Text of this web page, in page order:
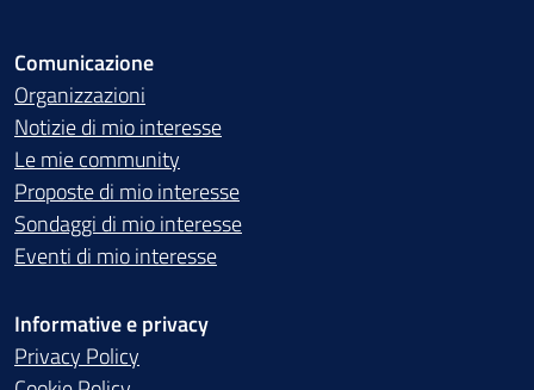
Comunicazione
Organizzazioni
Notizie di mio interesse
Le mie community
Proposte di mio interesse
Sondaggi di mio interesse
Eventi di mio interesse
Informative e privacy
Privacy Policy